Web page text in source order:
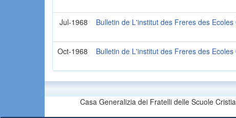
Jul-1968
Bulletin de L'institut des Freres des
Oct-1968
Bulletin de L'institut des Freres des
Casa Generalizia dei Fratelli delle Scuole